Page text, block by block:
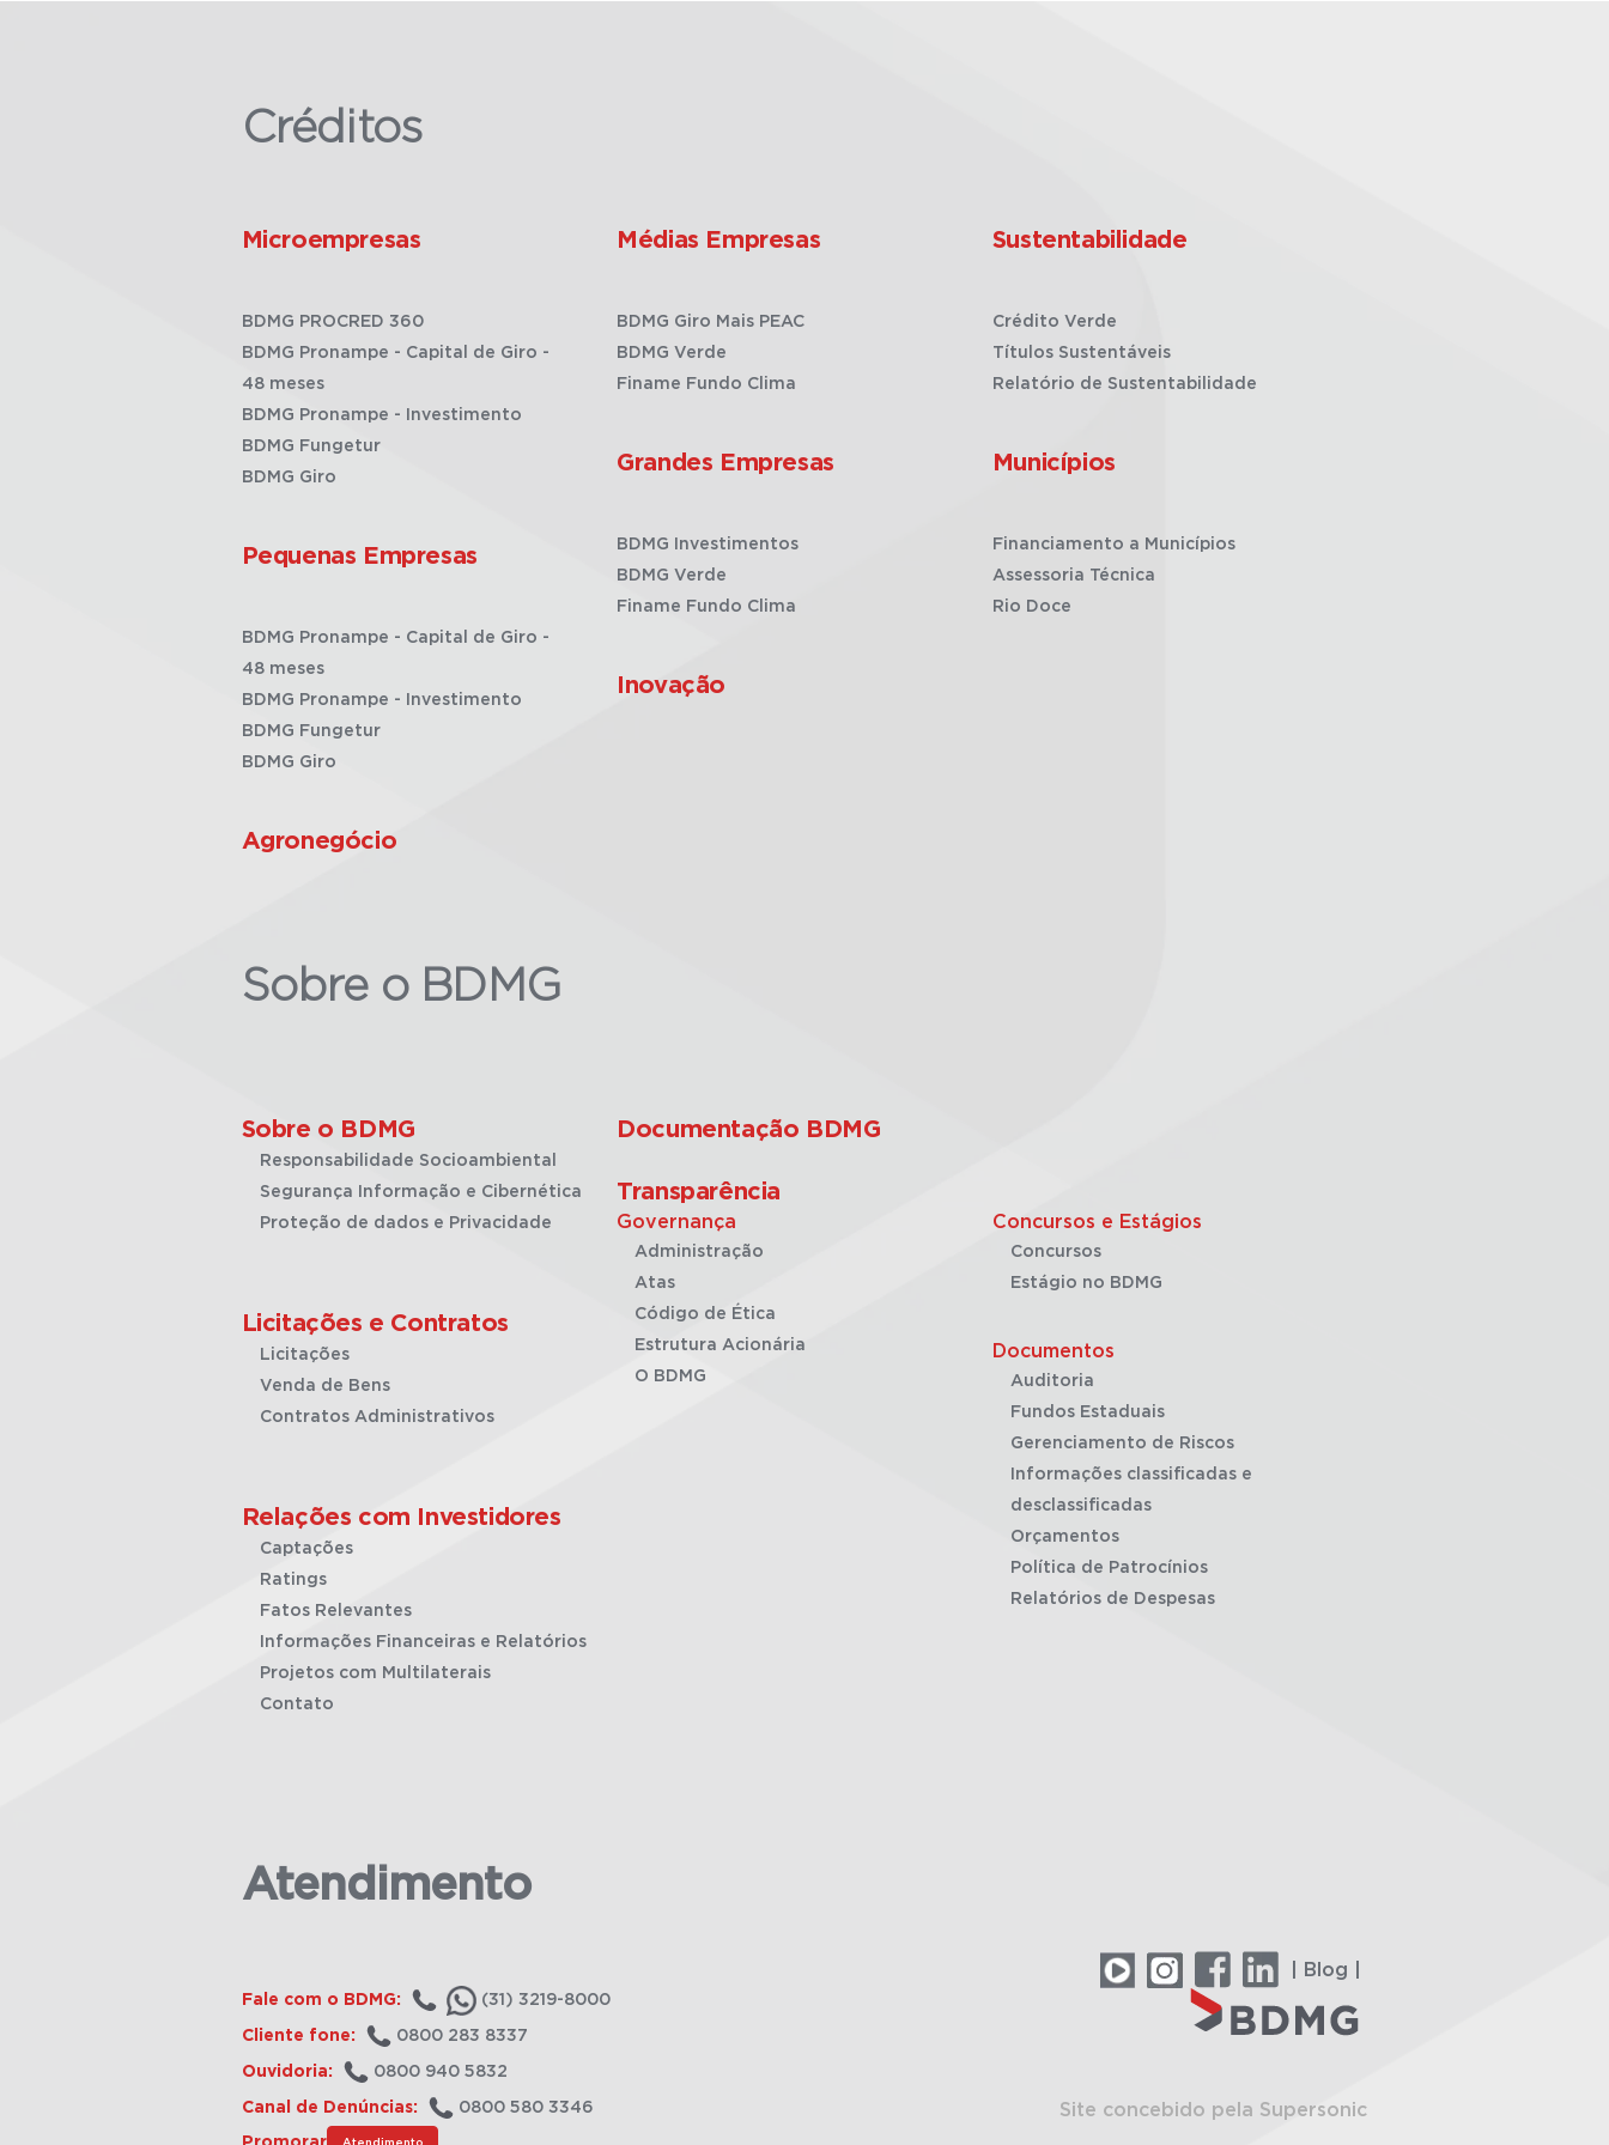
Créditos
Microempresas
BDMG PROCRED 360
BDMG Pronampe - Capital de Giro -
48 meses
BDMG Pronampe - Investimento
BDMG Fungetur
BDMG Giro
Pequenas Empresas
BDMG Pronampe - Capital de Giro -
48 meses
BDMG Pronampe - Investimento
BDMG Fungetur
BDMG Giro
Agronegócio
Médias Empresas
BDMG Giro Mais PEAC
BDMG Verde
Finame Fundo Clima
Grandes Empresas
BDMG Investimentos
BDMG Verde
Finame Fundo Clima
Inovação
Sustentabilidade
Crédito Verde
Títulos Sustentáveis
Relatório de Sustentabilidade
Municípios
Financiamento a Municípios
Assessoria Técnica
Rio Doce
Sobre o BDMG
Sobre o BDMG
Responsabilidade Socioambiental
Segurança Informação e Cibernética
Proteção de dados e Privacidade
Licitações e Contratos
Licitações
Venda de Bens
Contratos Administrativos
Relações com Investidores
Captações
Ratings
Fatos Relevantes
Informações Financeiras e Relatórios
Projetos com Multilaterais
Contato
Documentação BDMG
Transparência
Governança
Administração
Atas
Código de Ética
Estrutura Acionária
O BDMG
Concursos e Estágios
Concursos
Estágio no BDMG
Documentos
Auditoria
Fundos Estaduais
Gerenciamento de Riscos
Informações classificadas e
desclassificadas
Orçamentos
Política de Patrocínios
Relatórios de Despesas
Atendimento
Fale com o BDMG: (31) 3219-8000
Cliente fone: 0800 283 8337
Ouvidoria: 0800 940 5832
Canal de Denúncias: 0800 580 3346
Atendimento
| Blog |
Site concebido pela Supersonic